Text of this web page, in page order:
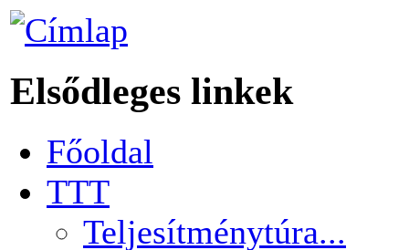
Elsődleges linkek
Főoldal
TTT
Teljesítménytúra...